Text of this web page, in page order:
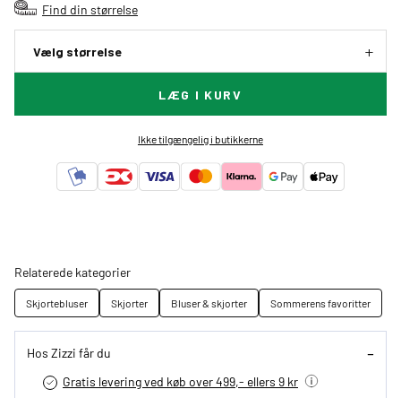
Find din størrelse
Vælg størrelse
LÆG I KURV
Ikke tilgængelig i butikkerne
Relaterede kategorier
Skjortebluser Skjorter Bluser & skjorter Sommerens favoritter
Hos Zizzi får du
Gratis levering ved køb over 499,- ellers 9 kr